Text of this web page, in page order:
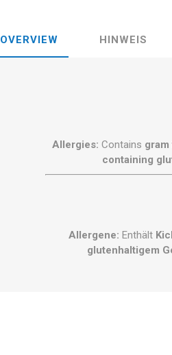
OVERVIEW HINWEIS
Allergies: Contains
containing
Allergene: Enthält
glutenhaltigem